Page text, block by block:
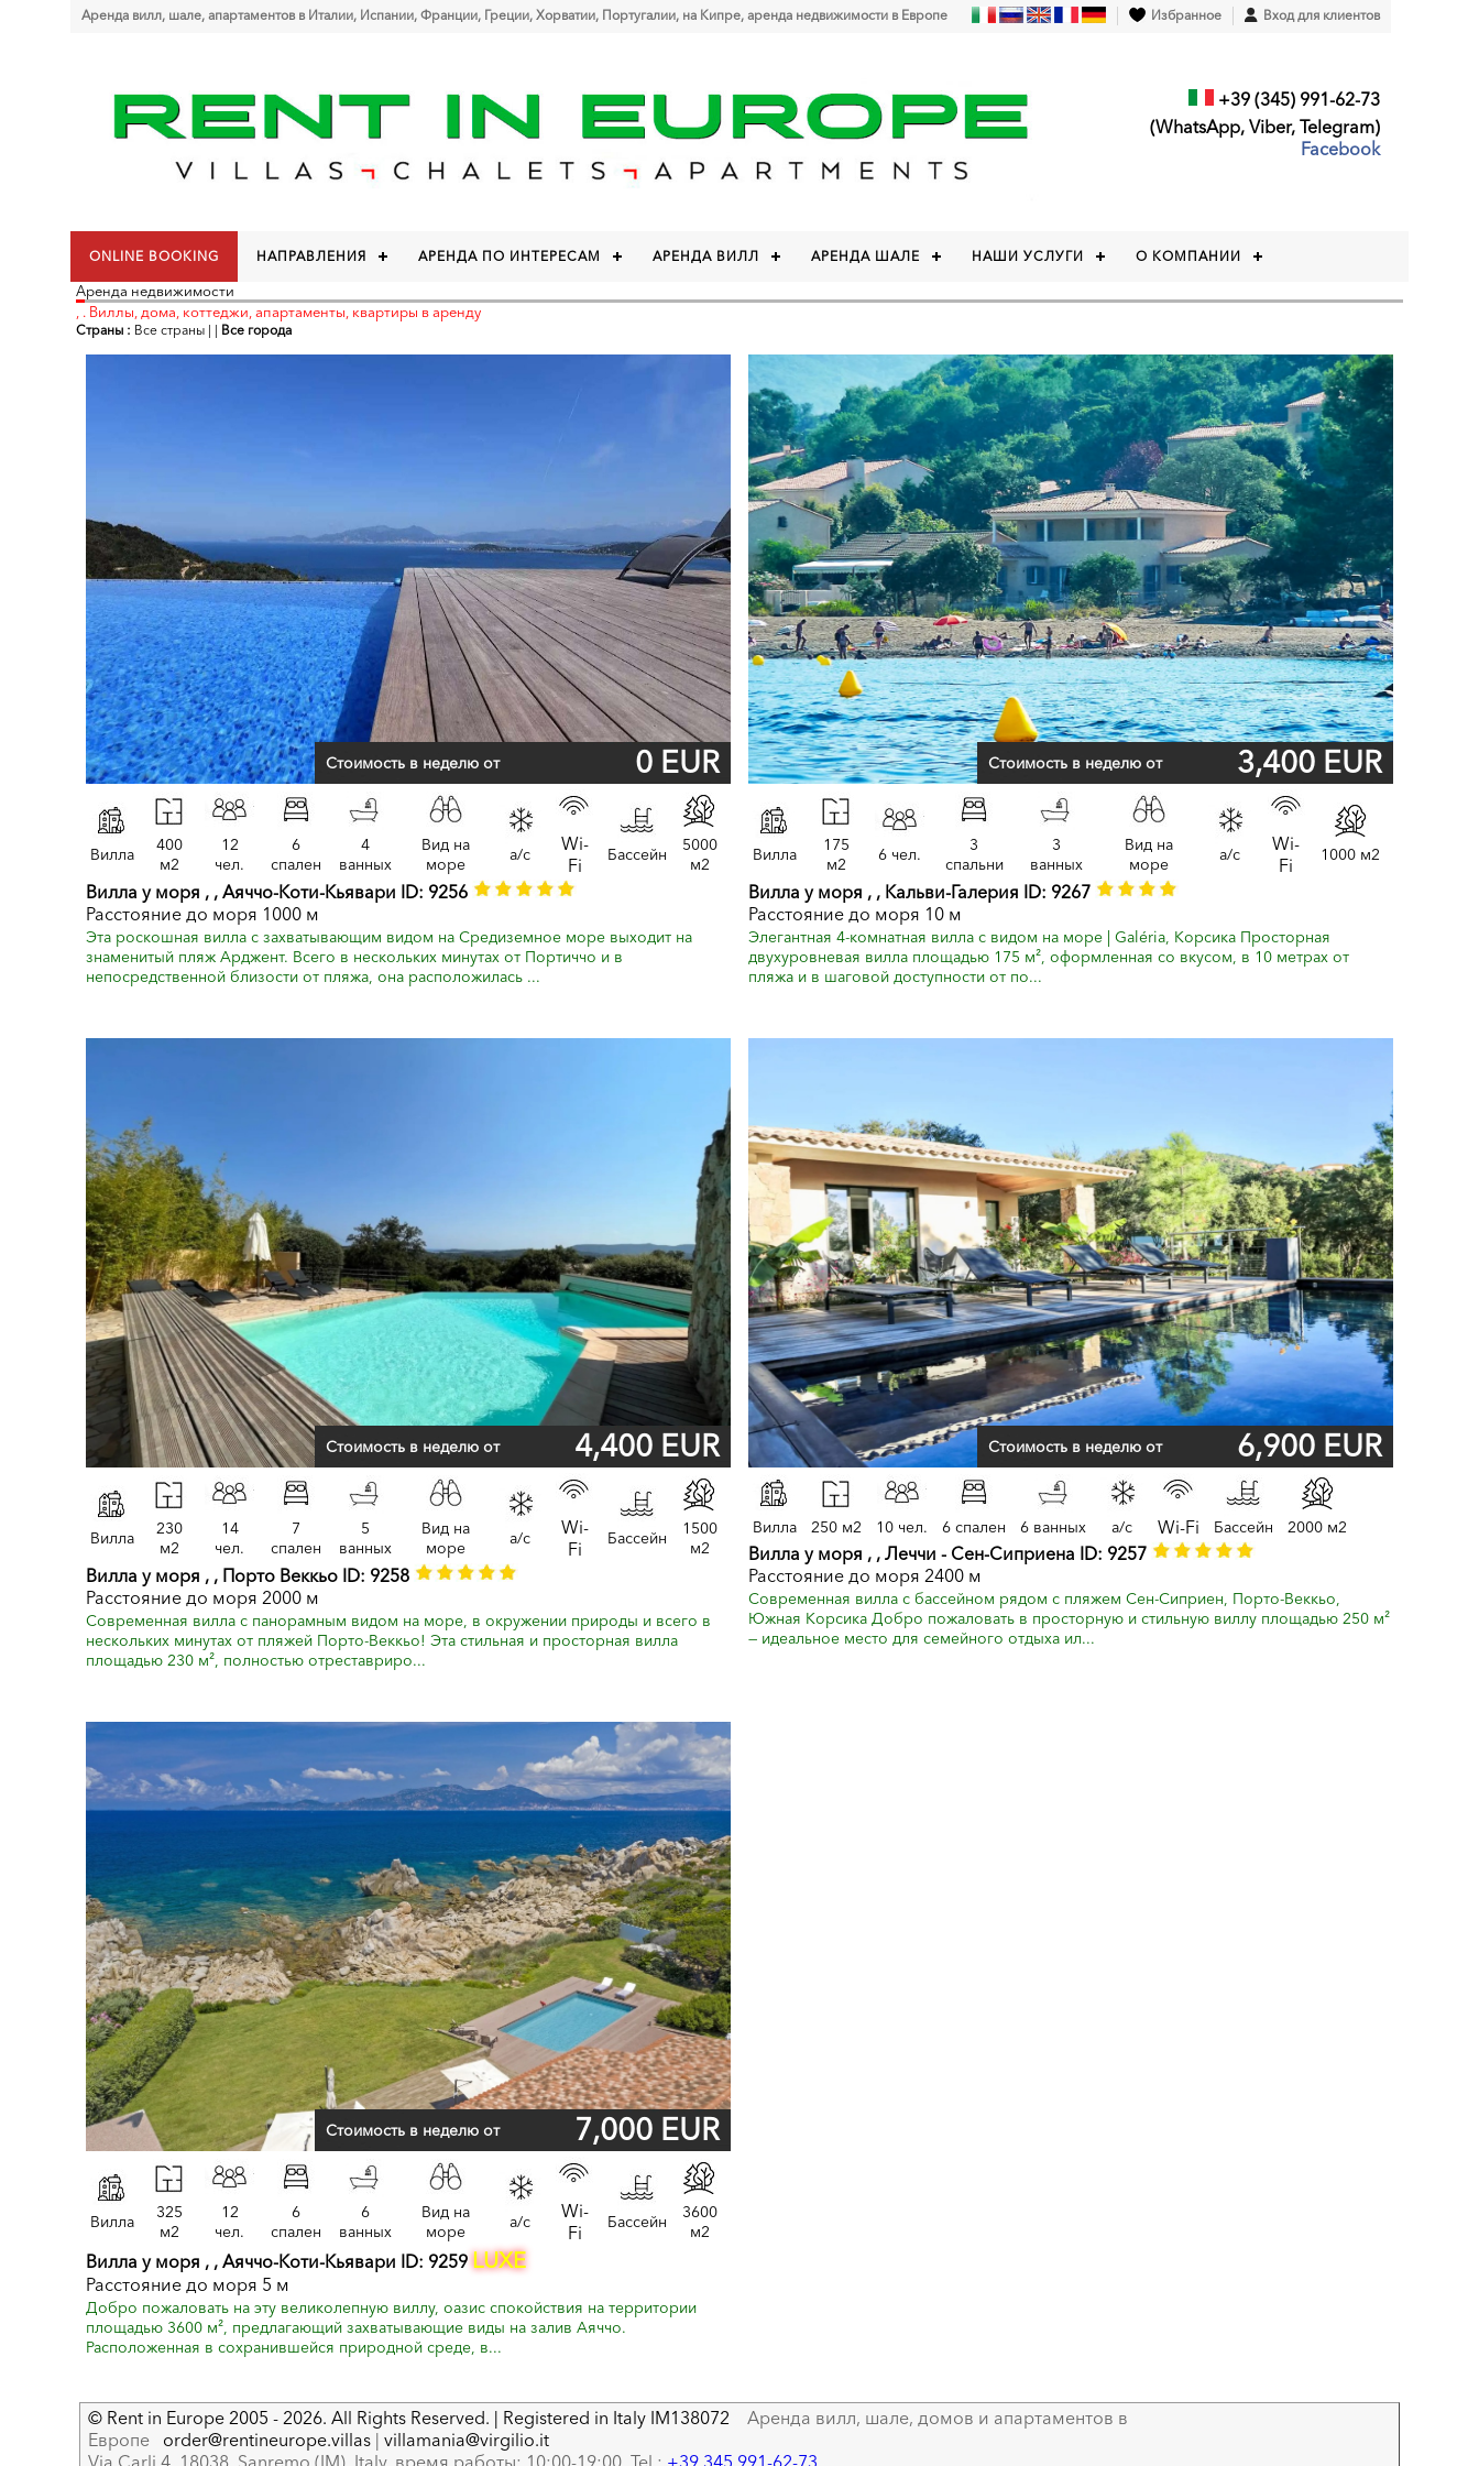
Аренда вилл, шале, апартаментов в Италии, Испании, Франции, Греции, Хорватии, Португалии, на Кипре, аренда недвижимости в Европе Избранное Вход для клиентов
+39 (345) 991-62-73
(WhatsApp, Viber, Telegram)
Facebook
ONLINE BOOKING НАПРАВЛЕНИЯ АРЕНДА ПО ИНТЕРЕСАМ АРЕНДА ВИЛЛ АРЕНДА ШАЛЕ НАШИ УСЛУГИ О КОМПАНИИ
Аренда недвижимости
, . Виллы, дома, коттеджи, апартаменты, квартиры в аренду
Страны : Все страны | | Все города
Стоимость в неделю от 0 EUR
Вилла
400
м2
12
чел.
6
спален
4
ванных
Вид на
море
a/c
Wi-
Fi
Бассейн
5000
м2
Вилла у моря , , Аяччо-Коти-Кьявари ID: 9256
Расстояние до моря 1000 м
Эта роскошная вилла с захватывающим видом на Средиземное море выходит на
знаменитый пляж Арджент. Всего в нескольких минутах от Портиччо и в
непосредственной близости от пляжа, она расположилась ...
Стоимость в неделю от 3,400 EUR
Вилла
175
м2
6 чел.
3
спальни
3
ванных
Вид на
море
a/c
Wi-
Fi
1000 м2
Вилла у моря , , Кальви-Галерия ID: 9267
Расстояние до моря 10 м
Элегантная 4-комнатная вилла с видом на море | Galéria, Корсика Просторная
двухуровневая вилла площадью 175 м², оформленная со вкусом, в 10 метрах от
пляжа и в шаговой доступности от по...
Стоимость в неделю от 4,400 EUR
Вилла
230
м2
14
чел.
7
спален
5
ванных
Вид на
море
a/c
Wi-
Fi
Бассейн
1500
м2
Вилла у моря , , Порто Веккьо ID: 9258
Расстояние до моря 2000 м
Современная вилла с панорамным видом на море, в окружении природы и всего в
нескольких минутах от пляжей Порто-Веккьо! Эта стильная и просторная вилла
площадью 230 м², полностью отреставриро...
Стоимость в неделю от 6,900 EUR
Вилла 250 м2 10 чел. 6 спален 6 ванных a/c Wi-Fi Бассейн 2000 м2
Вилла у моря , , Леччи - Сен-Сиприена ID: 9257
Расстояние до моря 2400 м
Современная вилла с бассейном рядом с пляжем Сен-Сиприен, Порто-Веккьо,
Южная Корсика Добро пожаловать в просторную и стильную виллу площадью 250 м²
— идеальное место для семейного отдыха ил...
Стоимость в неделю от 7,000 EUR
Вилла
325
м2
12
чел.
6
спален
6
ванных
Вид на
море
a/c
Wi-
Fi
Бассейн
3600
м2
Вилла у моря , , Аяччо-Коти-Кьявари ID: 9259 LUXE
Расстояние до моря 5 м
Добро пожаловать на эту великолепную виллу, оазис спокойствия на территории
площадью 3600 м², предлагающий захватывающие виды на залив Аяччо.
Расположенная в сохранившейся природной среде, в...
© Rent in Europe 2005 - 2026. All Rights Reserved. | Registered in Italy IM138072 Аренда вилл, шале, домов и апартаментов в
Европе
order@rentineurope.villas | villamania@virgilio.it
Via Carli,4, 18038, Sanremo (IM), Italy, время работы: 10:00-19:00, Tel.: +39 345 991-62-73